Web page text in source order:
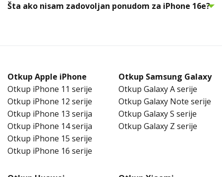
Šta ako nisam zadovoljan ponudom za iPhone 16e?
Otkup Apple iPhone
Otkup iPhone 11 serije
Otkup iPhone 12 serije
Otkup iPhone 13 serija
Otkup iPhone 14 serija
Otkup iPhone 15 serije
Otkup iPhone 16 serije
Otkup Samsung Galaxy
Otkup Galaxy A serije
Otkup Galaxy Note serije
Otkup Galaxy S serije
Otkup Galaxy Z serije